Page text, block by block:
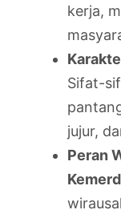
kerja,
Sifat-
jujur,
Peran